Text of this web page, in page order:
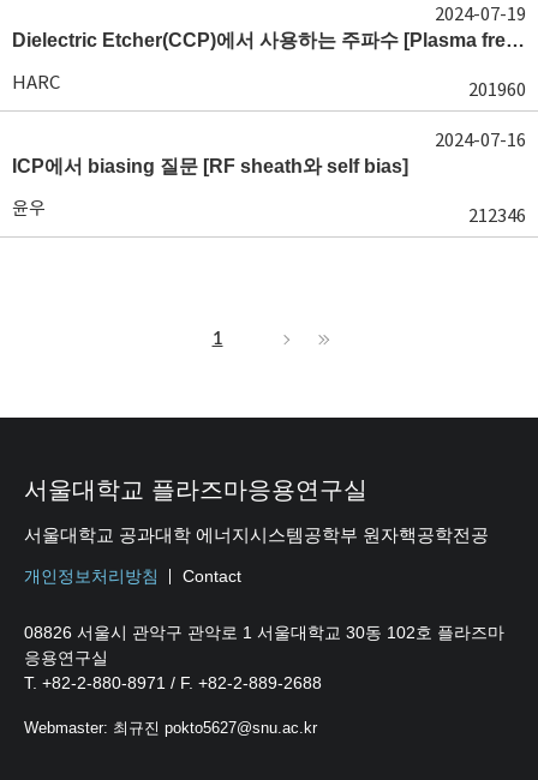
Dielectric Etcher(CCP)에서 사용하는 주파수 [Plasma frequency 및 RF sheath]
HARC 201960
2024-07-19
ICP에서 biasing 질문 [RF sheath와 self bias]
윤우 212346
2024-07-16
1
서울대학교 플라즈마응용연구실
서울대학교 공과대학 에너지시스템공학부 원자핵공학전공
개인정보처리방침 Contact
08826 서울시 관악구 관악로 1 서울대학교 30동 102호 플라즈마
응용연구실
T. +82-2-880-8971 / F. +82-2-889-2688
Webmaster: 최규진 pokto5627@snu.ac.kr